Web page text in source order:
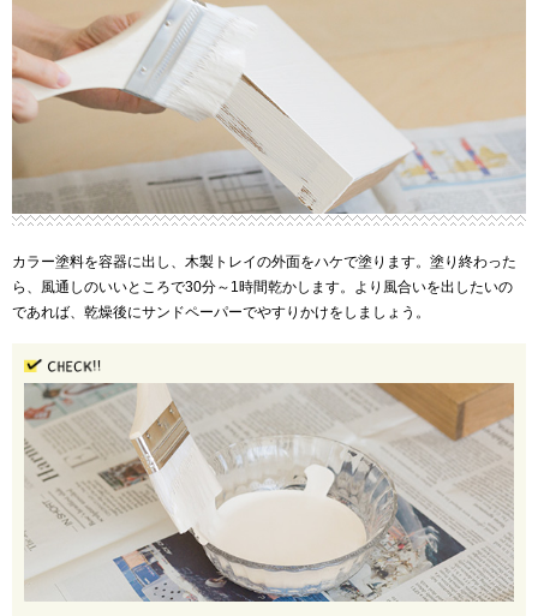
カラー塗料を容器に出し、木製トレイの外面をハケで塗ります。塗り終わった
ら、風通しのいいところで30分～1時間乾かします。より風合いを出したいの
であれば、乾燥後にサンドペーパーでやすりかけをしましょう。